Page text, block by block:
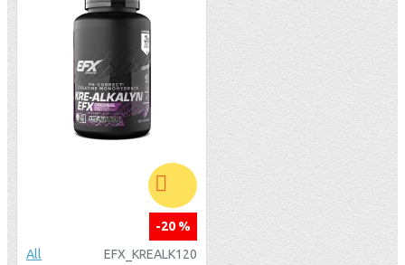
-20 %
All
EFX_KREALK120